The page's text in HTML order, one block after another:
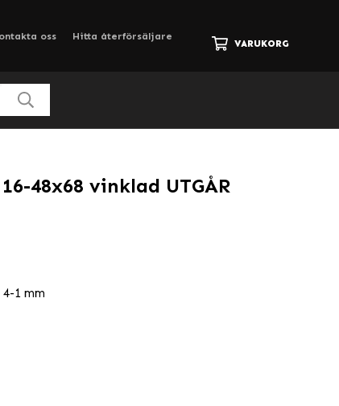
oss
Hitta återförsäljare
VARUKORG
48x68 vinklad UTGÅR
4-1 mm